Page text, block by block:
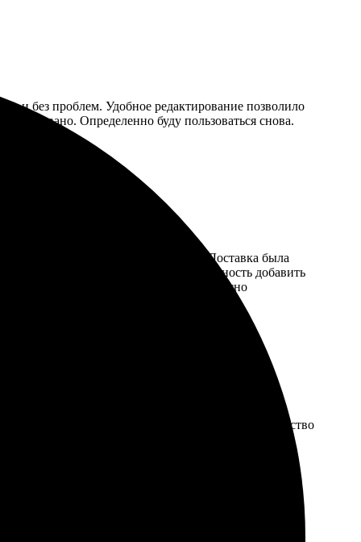
и без проблем. Удобное редактирование позволило
упаковано. Определенно буду пользоваться снова.
фотографии не составило труда. Доставка была
разнообразие форматов и возможность добавить
месяц. Определенно, буду заказывать сно
глаз! Процесс заказа простой и быстрый. Качество